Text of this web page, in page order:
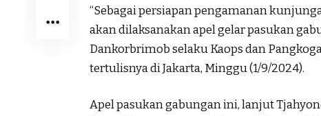
“Sebagai persiapan pengamanan
akan dilaksanakan apel gelar pasukan
Dankorbrimob selaku Kaops dan
tertulisnya di Jakarta, Minggu (1/9/2024).
Apel pasukan gabungan ini, lanjut